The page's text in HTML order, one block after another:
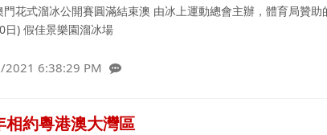
花式溜冰公開賽圓滿結束澳 由冰上運動總會主辦，體育局贊
日) 假佳景樂園溜冰場
2021 6:38:29 PM
相約粵港澳大灣區